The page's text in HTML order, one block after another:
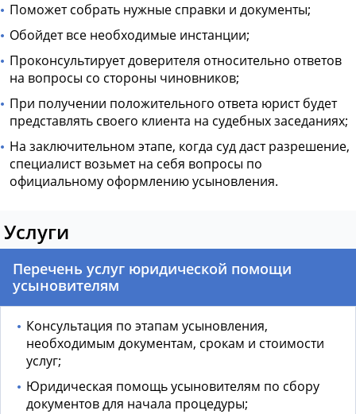
Поможет собрать нужные справки и документы;
Обойдет все необходимые инстанции;
Проконсультирует доверителя относительно ответов
на вопросы со стороны чиновников;
При получении положительного ответа юрист будет
представлять своего клиента на судебных заседаниях;
На заключительном этапе, когда суд даст разрешение,
специалист возьмет на себя вопросы по
официальному оформлению усыновления.
Услуги
Перечень услуг юридической помощи
усыновителям
Консультация по этапам усыновления,
необходимым документам, срокам и стоимости
услуг;
Юридическая помощь усыновителям по сбору
документов для начала процедуры;